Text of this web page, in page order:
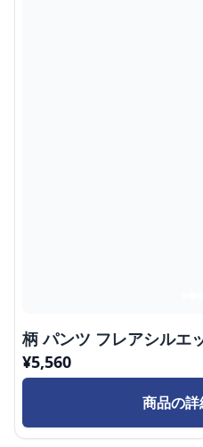
柄 パンツ フレアシルエ
¥5,560
商品の